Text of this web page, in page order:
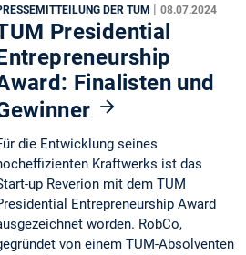
DER TUM
|08.07.2024
Presidential
Finalisten und
die Entwicklung seines
Kraftwerks ist das
up Reverion mit dem TUM
Entrepreneurship Award
worden. RobCo,
von einem TUM-Absolventen